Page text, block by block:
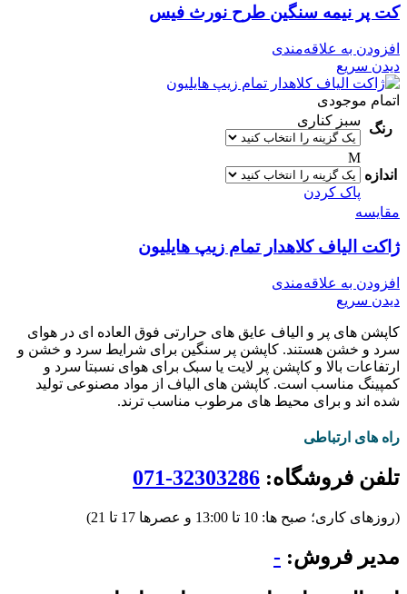
کت پر نیمه سنگین طرح نورث فيس
افزودن به علاقه‌مندی
دیدن سریع
اتمام موجودی
رنگ
سبز کناری
اندازه
M
پاک کردن
مقایسه
ژاکت الیاف کلاهدار تمام زیپ هایلیون
افزودن به علاقه‌مندی
دیدن سریع
کاپشن های پر و الیاف عایق های حرارتی فوق العاده ای در هوای
سرد و خشن هستند. کاپشن پر سنگین برای شرایط سرد و خشن و
ارتفاعات بالا و کاپشن پر لایت یا سبک برای هوای نسبتا سرد و
کمپینگ مناسب است. کاپشن های الیاف از مواد مصنوعی تولید
شده اند و برای محیط های مرطوب مناسب ترند.
راه های ارتباطی
تلفن فروشگاه: 32303286-071
(روزهای کاری؛ صبح ها: 10 تا 13:00 و عصرها 17 تا 21)
مدیر فروش: -